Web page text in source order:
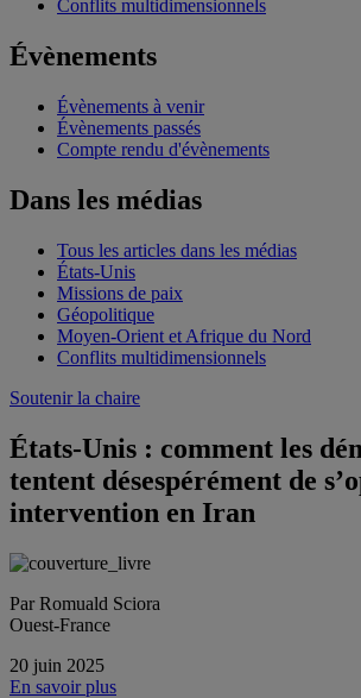
Conflits multidimensionnels
Évènements
Évènements à venir
Évènements passés
Compte rendu d'évènements
Dans les médias
Tous les articles dans les médias
États-Unis
Missions de paix
Géopolitique
Moyen-Orient et Afrique du Nord
Conflits multidimensionnels
Soutenir la chaire
États-Unis : comment les
tentent désespérément de
intervention en Iran
Par Romuald Sciora
Ouest-France
20 juin 2025
En savoir plus